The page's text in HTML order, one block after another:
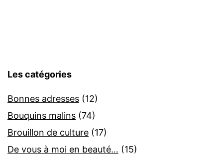
Les catégories
Bonnes adresses (12)
Bouquins malins (74)
Brouillon de culture (17)
De vous à moi en beauté… (15)